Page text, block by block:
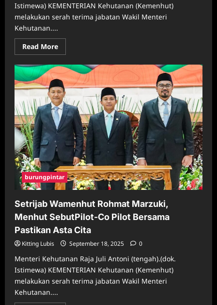
Istimewa) KEMENTERIAN Kehutanan (Kemenhut)
melakukan serah terima jabatan Wakil Menteri
Kehutanan....
Read MoreRead
more
Sertijab
Wamenhut
Rohmat
Marzuki,
Menhut
SebutPilot-
Co
Pilot
Bersama
Pastikan
Asta
burungpintar
Setrijab Wamenhut Rohmat Marzuki,
Menhut SebutPilot-Co Pilot Bersama
Pastikan Asta Cita
Kitting Lubis September 18, 2025 0
Menteri Kehutanan Raja Juli Antoni (tengah).(dok.
Istimewa) KEMENTERIAN Kehutanan (Kemenhut)
melakukan serah terima jabatan Wakil Menteri
Kehutanan....